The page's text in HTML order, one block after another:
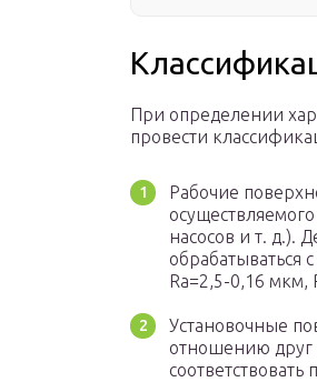
При определении
провести
Рабочие
насосов и т. д.).
обрабатываться
Ra=2,5-0,16 мкм,
Установочные
отношению друг